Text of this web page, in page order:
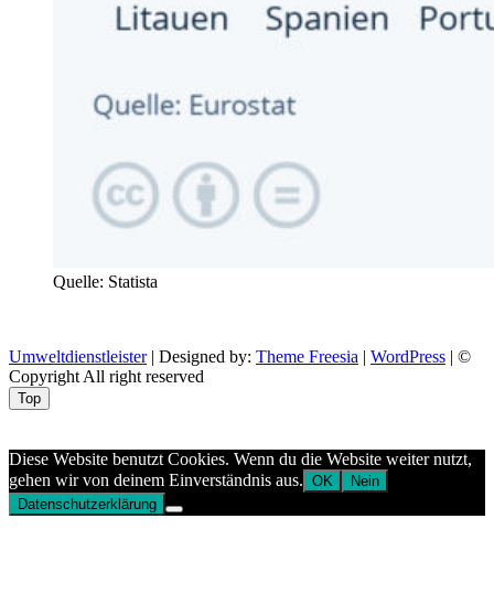
Quelle: Statista
Umweltdienstleister| Designed by: Theme Freesia | WordPress | ©
Copyright All right reserved
Top
Diese Website benutzt Cookies. Wenn du die Website weiter nutzt,
gehen wir von deinem Einverständnis aus. OK
Nein
Datenschutzerklärung